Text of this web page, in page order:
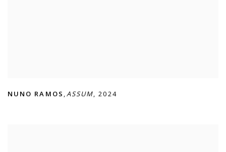
NUNO RAMOS ,ASSUM,2024